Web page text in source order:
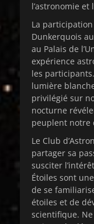
l’astronomie et
La
Dunkerquois
au Palais de
expérience
les
lumière
privilégié sur
nocturne
peuplent notre
Le Club
partager sa
susciter
Étoiles sont
de se
étoiles et de
scientifique.